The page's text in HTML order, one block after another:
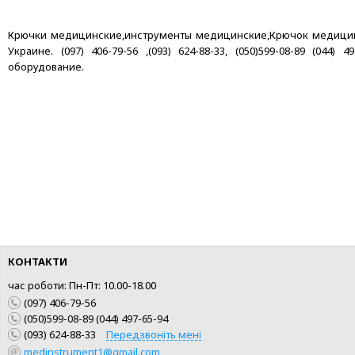
Крючки медицинские,инструменты медицинские,Крючок
Украине. (097) 406-79-56 ,(093) 624-88-33, (050)599-08-89
оборудование.
КОНТАКТИ
час роботи: Пн-Пт: 10.00-18.00
(097) 406-79-56
(050)599-08-89 (044) 497-65-94
(093) 624-88-33
Передзвоніть мені
medinstrument1@gmail.com